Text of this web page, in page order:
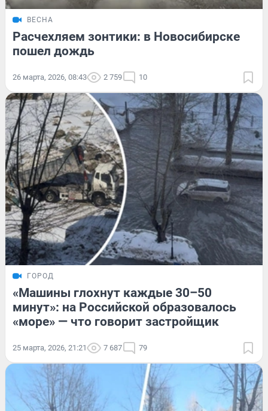
ВЕСНА
Расчехляем зонтики: в Новосибирске
пошел дождь
26 марта, 2026, 08:43 2 759 10
ГОРОД
«Машины глохнут каждые 30–50
минут»: на Российской образовалось
«море» — что говорит застройщик
25 марта, 2026, 21:21 7 687 79